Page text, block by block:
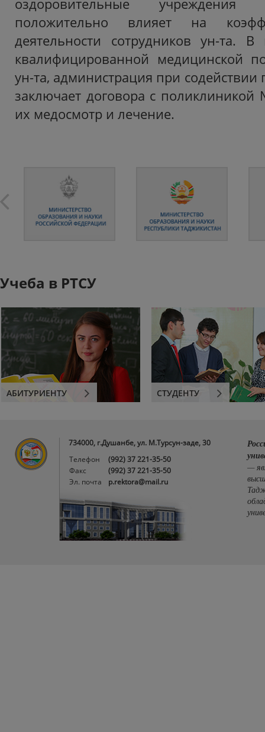
оздоровительные учреждения
положительно влияет на
деятельности сотрудников ун-та. В
квалифицированной медицинской
ун-та, администрация при
заключает договора с поликлиникой
их медосмотр и лечение.
Учеба в РТСУ
АБИТУРИЕНТУ СТУДЕНТУ
734000, г.Душанбе, ул. М.Турсун-заде, 30
Телефон
(992) 37 221-35-50
Факс
(992) 37 221-35-50
Эл. почта
p.rektora@mail.ru
—